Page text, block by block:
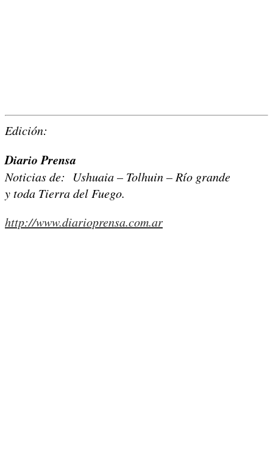
Edición:
Diario Prensa
Noticias de: Ushuaia – Tolhuin – Río grande
y toda Tierra del Fuego.
http://www.diarioprensa.com.ar